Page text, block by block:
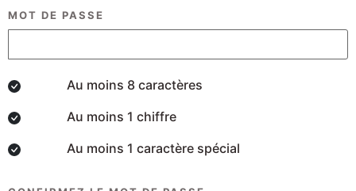
MOT DE PASSE
Au moins 8 caractères
Au moins 1 chiffre
Au moins 1 caractère spécial